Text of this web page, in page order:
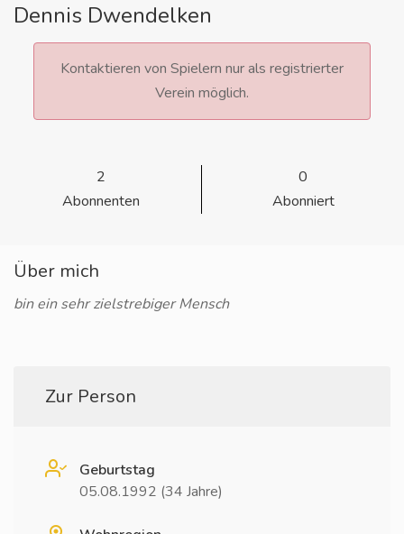
Dennis Dwendelken
Kontaktieren von Spielern nur als registrierter
Verein möglich.
2
Abonnenten
0
Abonniert
Über mich
bin ein sehr zielstrebiger Mensch
Zur Person
Geburtstag
05.08.1992 (34 Jahre)